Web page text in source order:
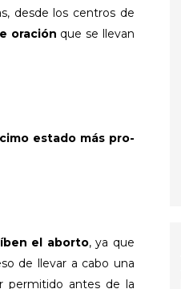
desde los centros de
oración que se llevan
estado más pro-
el aborto, ya que
de llevar a cabo una
permitido antes de la